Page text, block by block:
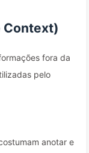
Context)
fora da
pelo
anotar e